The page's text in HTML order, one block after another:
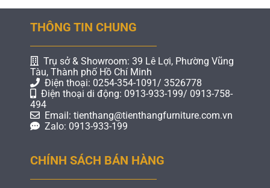
THÔNG TIN CHUNG
Trụ sở & Showroom: 39 Lê Lợi, Phường Vũng
Tàu, Thành phố Hồ Chí Minh
Điện thoại: 0254-354-1091/ 3526778
Điện thoại di động: 0913-933-199/ 0913-758-
494
Email: tienthang@tienthangfurniture.com.vn
Zalo: 0913-933-199
CHÍNH SÁCH BÁN HÀNG